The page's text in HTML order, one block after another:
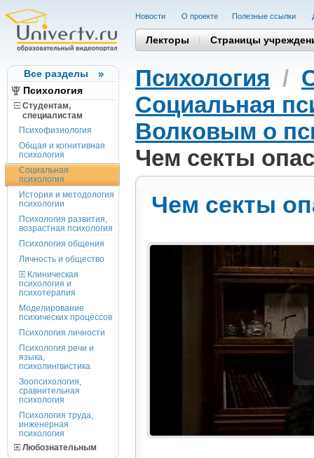
Все разделы
Психология
Студентам,
cпециалистам
Психофизиология
Общая и когнитивная
психология
Социальная
психология
История и методология
психологии
Психология развития,
возрастная психология
Психология общения
Личность и общество
Клиническая
психология и
психотерапия
Моделирование
психических процессов
Психология личности
Психология речи и
языка,
психолингвистика
Зоопсихология,
сравнительная
психология
Психология труда,
инженерная
психология
Любознательным
Новости О проекте Полезные cсылки
Лекторы Страницы
Психология /
Социальная
Волковым о
Чем секты
Чем секты